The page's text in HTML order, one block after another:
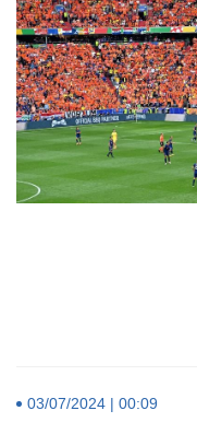
03/07/2024 | 00:09